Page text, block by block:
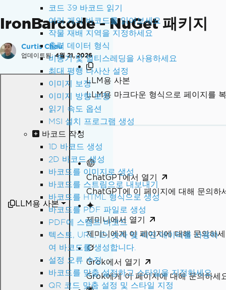
코드 39 바코드 읽기
여러 개의 바코드를 읽어보세요
작물 재배 지역을 지정하세요
출력 데이터 형식
비동기 및 멀티스레딩을 사용하세요
최대 평행 나사산 설정
이미지 보정
이미지 방향 보정
읽기 속도 옵션
MSI 설치 프로그램 생성
바코드 작성
1D 바코드 생성
2D 바코드 생성
바코드를 이미지로 생성
바코드를 스트림으로 내보내기
바코드를 HTML 형식으로 생성
바코드를 PDF 파일로 생성
PDF에 스탬프 바코드
텍스트, URL, ID, 숫자 및 이진 데이터를 사용하
여 바코드를 생성합니다.
설정 오류 수정
바코드를 맞춤 설정하고 스타일을 지정하세요
QR 코드 맞춤 설정 및 스타일 지정
IronBarcode - NuGet 패키지
Curtis Chau
업데이트됨: 4월 21, 2026
LLM용 사본
LLM용 사본
LLM용 마크다운 형식으로 페이지를
ChatGPT에서 열기
ChatGPT에 이 페이지에 대해 문의하
제미니에서 열기
제미니에게 이 페이지에 대해 문의하
Grok에서 열기
Grok에게 이 페이지에 대해 문의하세